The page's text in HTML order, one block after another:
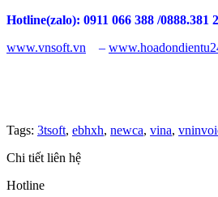
Hotline(zalo): 0911 066 388 /0888.381
www.vnsoft.vn –
Tags: 3tsoft, ebhxh, newca, vina,
Chi tiết liên hệ
Hotline